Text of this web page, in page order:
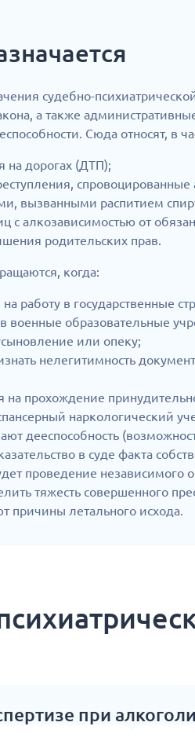
судебно-
а также
Сюда относят, в
на дорогах (ДТП);
вызванными распитием
с алкозависимостью от
родительских прав.
когда:
на работу в государственные
военные образовательные
или опеку;
нелегитимность
на прохождение
наркологический
дееспособность
в суде факта
проведение независимого
тяжесть совершенного
причины летального исхода.
при